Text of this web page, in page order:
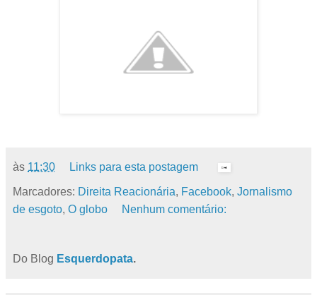
às 11:30 Links para esta postagem
Marcadores: Direita Reacionária, Facebook, Jornalismo
de esgoto, O globo Nenhum comentário:
Do Blog Esquerdopata.